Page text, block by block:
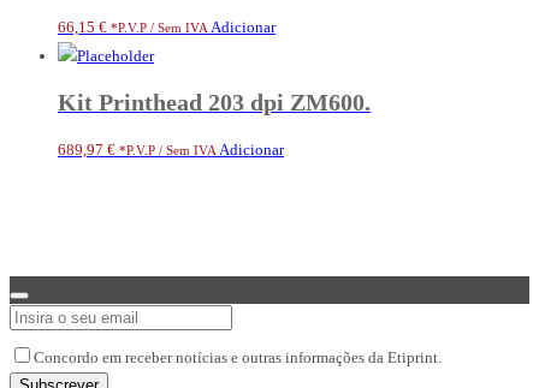
66,15 € *P.V.P / Sem IVA Adicionar
Kit Printhead 203 dpi ZM600.
689,97 € *P.V.P / Sem IVA Adicionar
Website
URL*
Concordo em receber notícias e outras informações da Etiprint.